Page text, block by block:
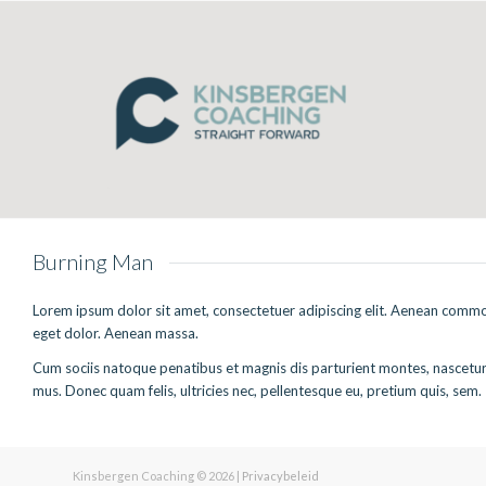
Burning Man
Lorem ipsum dolor sit amet, consectetuer adipiscing elit. Aenean
eget dolor. Aenean massa.
Cum sociis natoque penatibus et magnis dis parturient montes,
mus. Donec quam felis, ultricies nec, pellentesque eu, pretium quis, sem.
Kinsbergen Coaching © 2026 | Privacybeleid